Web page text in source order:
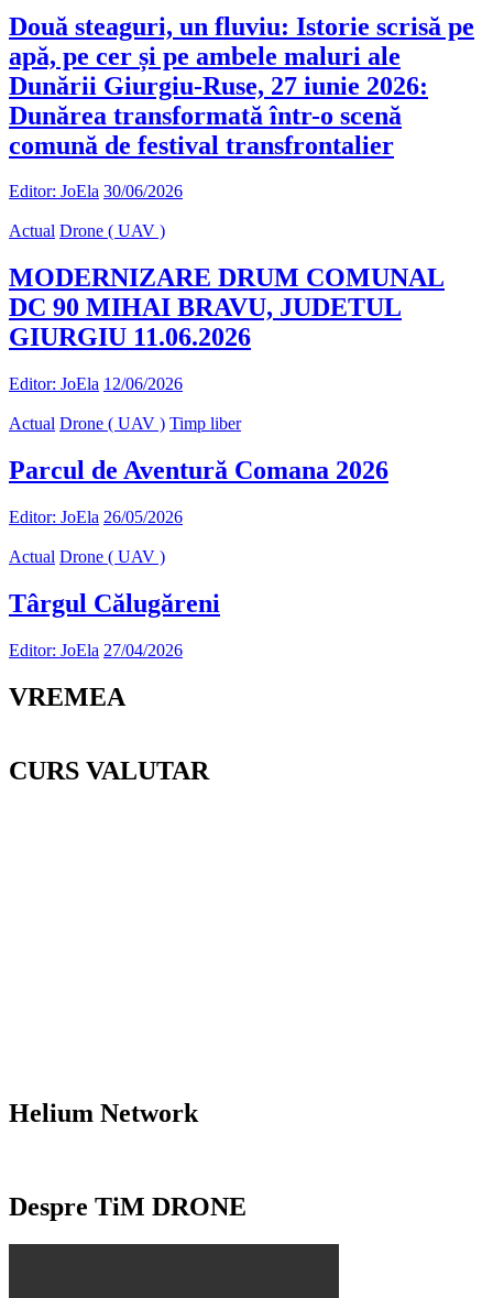
Două steaguri, un fluviu: Istorie scrisă pe
apă, pe cer și pe ambele maluri ale
Dunării Giurgiu-Ruse, 27 iunie 2026:
Dunărea transformată într-o scenă
comună de festival transfrontalier
Editor: JoEla 30/06/2026
Actual Drone ( UAV )
MODERNIZARE DRUM COMUNAL
DC 90 MIHAI BRAVU, JUDETUL
GIURGIU 11.06.2026
Editor: JoEla 12/06/2026
Actual Drone ( UAV ) Timp liber
Parcul de Aventură Comana 2026
Editor: JoEla 26/05/2026
Actual Drone ( UAV )
Târgul Călugăreni
Editor: JoEla 27/04/2026
VREMEA
CURS VALUTAR
Helium Network
Despre TiM DRONE